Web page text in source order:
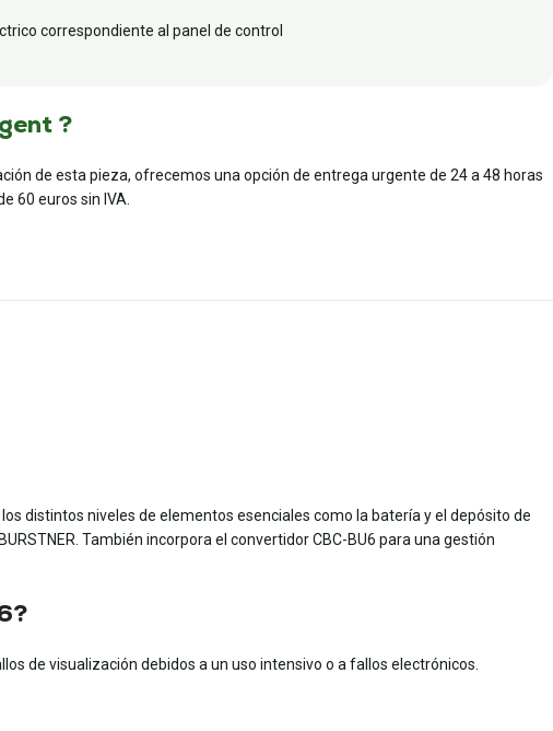
correspondiente al panel de control
?
de esta pieza, ofrecemos una opción de entrega urgente de 24 a 48 horas
60 euros sin IVA.
distintos niveles de elementos esenciales como la batería y el depósito de
También incorpora el convertidor CBC-BU6 para una gestión
de visualización debidos a un uso intensivo o a fallos electrónicos.